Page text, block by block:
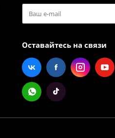
Оставайтесь на связи